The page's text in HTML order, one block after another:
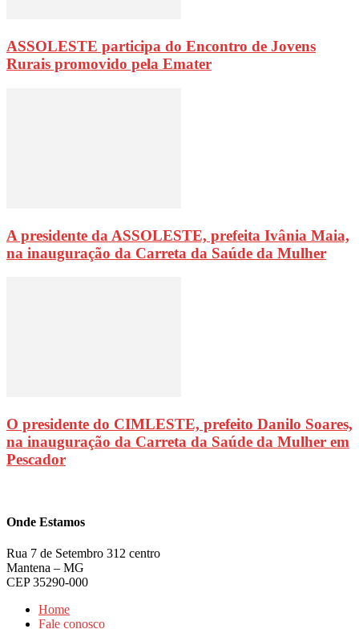
ASSOLESTE participa do Encontro de Jovens
Rurais promovido pela Emater
A presidente da ASSOLESTE, prefeita Ivânia Maia,
na inauguração da Carreta da Saúde da Mulher
O presidente do CIMLESTE, prefeito Danilo Soares,
na inauguração da Carreta da Saúde da Mulher em
Pescador
Onde Estamos
Rua 7 de Setembro 312 centro
Mantena – MG
CEP 35290-000
Home
Fale conosco